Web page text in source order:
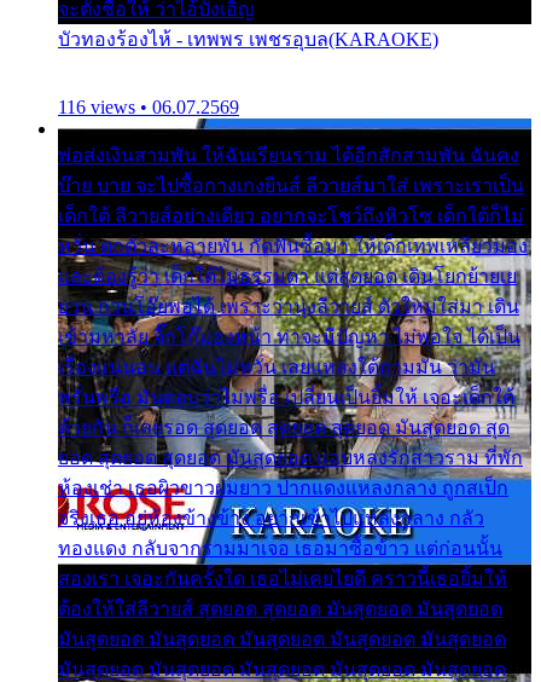
จะตั้งชื่อให้ ว่าไอ้บังเอิญ
บัวทองร้องไห้ - เทพพร เพชรอุบล(KARAOKE)
116 views • 06.07.2569
พ่อส่งเงินสามพัน ให้ฉันเรียนราม ได้อีกสักสามพัน ฉันคง
บ๊าย บาย จะไปซื้อกางเกงยีนส์ ลีวายส์มาใส่ เพราะเราเป็น
เด็กใต้ ลีวายส์อย่างเดียว อยากจะโชว์ถึงหิวโซ เด็กใต้ก็ไม่
หวั่น ตกตัวละหลายพัน กัดฟันซื้อมา ให้เด็กเทพเหลียวมอง
และต้องรู้ว่า เด็กใต้ไม่ธรรมดา แต่สุดยอด เดินโยกย้ายเย
ยวน กวนโอ๊ยพอได้ เพราะว่านุ่งลีวายส์ ตัวใหม่ใส่มา เดิน
เข้ามหาลัย จิ๊กโก๊มองหน้า ท่าจะมีปัญหา ไม่พอใจ ได้เป็น
เรื่องแน่นอน แต่ฉันไม่หวั่น เลยแหลงใต้ถามมัน ว่ามัน
พรั่นพรือ มันตอบว่าไม่พรื่อ เปลี่ยนเป็นยิ้มให้ เจอะเด็กใต้
ด้วยกัน ก็เลยรอด สุดยอด สุดยอด สุดยอด มันสุดยอด สุด
ยอด สุดยอด สุดยอด มันสุดยอด แอบหลงรักสาวราม ที่พัก
ห้องเช่า เธอผิวขาวผมยาว ปากแดงแหลงกลาง ถูกสเป็ก
จริงเธอ อยู่ห้องข้างข้าง อยากเข้าไปแหลงกลาง กลัว
ทองแดง กลับจากรามมาเจอ เธอมาซื้อข้าว แต่ก่อนนั้น
สองเรา เจอะกันครั้งใด เธอไม่เคยไยดี คราวนี้เธอยิ้มให้
ต้องให้ใส่ลีวายส์ สุดยอด สุดยอด มันสุดยอด มันสุดยอด
มันสุดยอด มันสุดยอด มันสุดยอด มันสุดยอด มันสุดยอด
มันสุดยอด มันสุดยอด มันสุดยอด มันสุดยอด มันสุดยอด